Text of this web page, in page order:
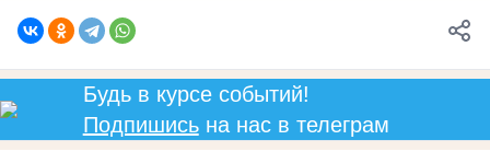
Будь в курсе событий!
Подпишисьна нас в телеграм